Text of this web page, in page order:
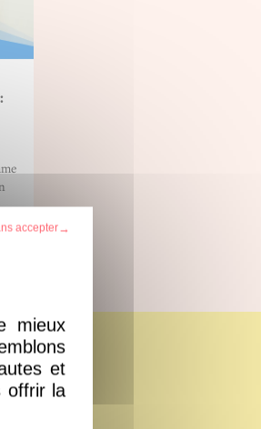
mieux
et
offrir la
accepter